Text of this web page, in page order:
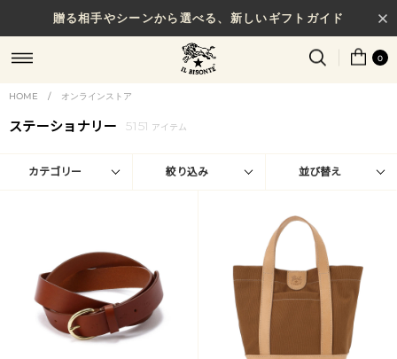
贈る相手やシーンから選べる、新しいギフトガイド
0
HOME / オンラインストア
ステーショナリー 5151 アイテム
カテゴリー 絞り込み 並び替え